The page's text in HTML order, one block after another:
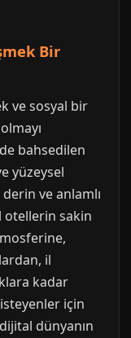
Bir
ve sosyal bir
bahsedilen
yüzeysel
ve anlamlı
otellerin sakin
il
kadar
için
dünyanın